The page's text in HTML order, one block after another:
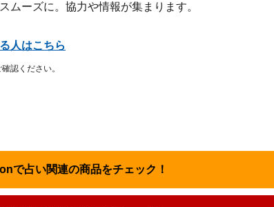
ムーズに。協力や情報が集まります。
人はこちら
認ください。
で占い関連の商品をチェック！